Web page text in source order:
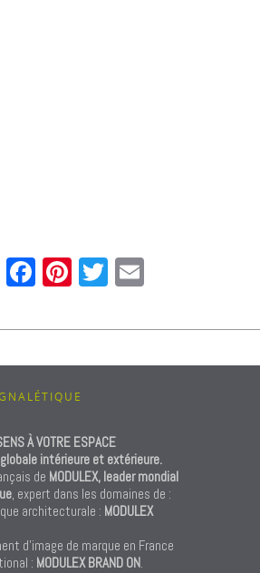
LinkedIn
Facebook
Pinterest
Twitter
À VOTRE ESPACE
intérieure et extérieure.
de MODULEX, leader mondial
, expert dans les domaines de :
architecturale : MODULEX
d’image de marque en France
: MODULEX BRAND ON.